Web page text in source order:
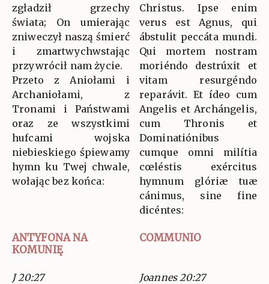
zgładził grzechy
świata; On umierając
zniweczył naszą śmierć
i zmartwychwstając
przywrócił nam życie.
Przeto z Aniołami i
Archaniołami, z
Tronami i Państwami
oraz ze wszystkimi
hufcami wojska
niebieskiego śpiewamy
hymn ku Twej chwale,
wołając bez końca:
Christus. Ipse enim
verus est Agnus, qui
ábstulit peccáta mundi.
Qui mortem nostram
moriéndo destrúxit et
vitam resurgéndo
reparávit. Et ídeo cum
Angelis et Archángelis,
cum Thronis et
Dominatiónibus
cumque omni milítia
cœléstis exércitus
hymnum glóriæ tuæ
cánimus, sine fine
dicéntes:
ANTYFONA NA
KOMUNIĘ
COMMUNIO
J 20:27
Joannes 20:27